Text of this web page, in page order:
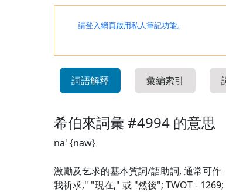
請登入網頁啟用私人筆記功能。
詞語解釋 彙編索引
希伯來詞彙 #4994 的意思
na' {naw}
激勵及乞求的基本質詞/語助詞, 通常可作
我祈求," "現在," 或 "然後"; TWOT - 1269;